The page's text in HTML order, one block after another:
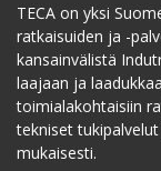
TECA on yksi
ratkaisuiden ja -
kansainvälistä
laajaan ja
toimialakohtaisiin
tekniset
mukaisesti.